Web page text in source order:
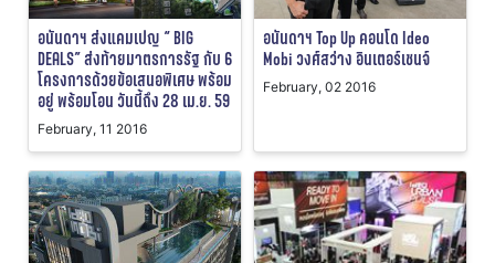
อนันดาฯ ส่งแคมเปญ “ BIG
DEALS” ส่งท้ายมาตรการรัฐ กับ 6
โครงการด้วยข้อเสนอพิเศษ พร้อม
อยู่ พร้อมโอน วันนี้ถึง 28 เม.ย. 59
February, 11 2016
อนันดาฯ Top Up คอนโด Ideo
Mobi วงศ์สว่าง อินเตอร์เชนจ์
February, 02 2016